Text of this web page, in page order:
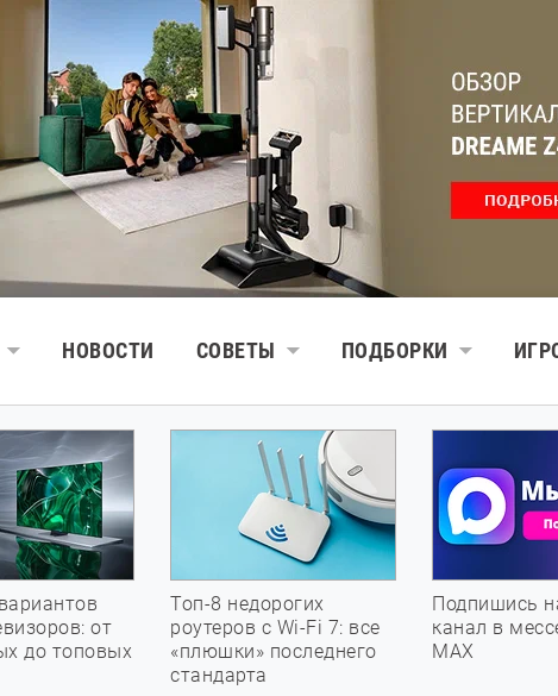
НОВОСТИ СОВЕТЫ ПОДБОРКИ
от
до топовых
Топ-8 недорогих
роутеров с Wi-Fi 7: все
«плюшки» последнего
стандарта
Подпишись
канал в
МАХ